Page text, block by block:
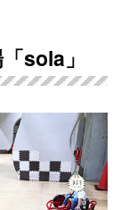
sola」